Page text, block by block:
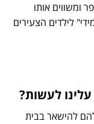
ומשווים אותו
לילדים הצעירים
לעשות?
להישאר בבית